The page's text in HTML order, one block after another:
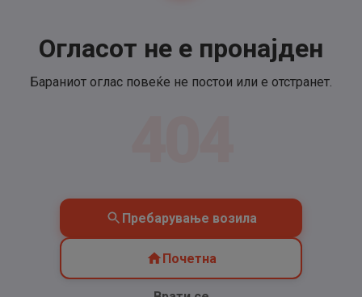
Огласот не е пронајден
Бараниот оглас повеќе не постои или е отстранет.
Пребарување возила
Почетна